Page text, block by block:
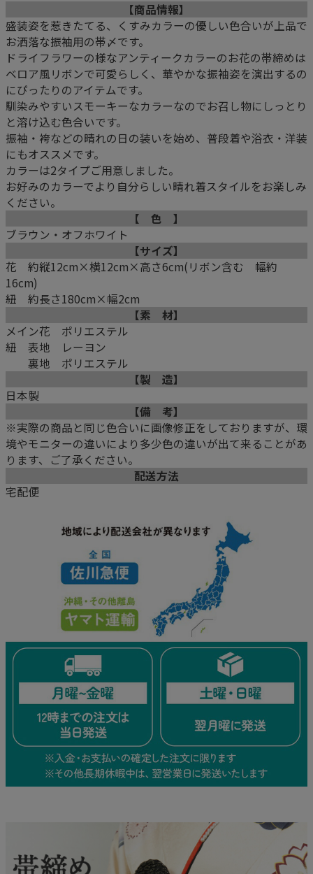
【商品情報】
盛装姿を惹きたてる、くすみカラーの優しい色合いが上品で
お洒落な振袖用の帯〆です。
ドライフラワーの様なアンティークカラーのお花の帯締めは
ベロア風リボンで可愛らしく、華やかな振袖姿を演出するの
にぴったりのアイテムです。
馴染みやすいスモーキーなカラーなのでお召し物にしっとり
と溶け込む色合いです。
振袖・袴などの晴れの日の装いを始め、普段着や浴衣・洋装
にもオススメです。
カラーは2タイプご用意しました。
お好みのカラーでより自分らしい晴れ着スタイルをお楽しみ
ください。
【 色 】
ブラウン・オフホワイト
【サイズ】
花 約縦12cm×横12cm×高さ6cm(リボン含む 幅約
16cm)
紐 約長さ180cm×幅2cm
【素 材】
メイン花 ポリエステル
紐 表地 レーヨン
裏地 ポリエステル
【製 造】
日本製
【備 考】
※実際の商品と同じ色合いに画像修正をしておりますが、環
境やモニターの違いにより多少色の違いが出て来ることがあ
ります、ご了承ください。
配送方法
宅配便